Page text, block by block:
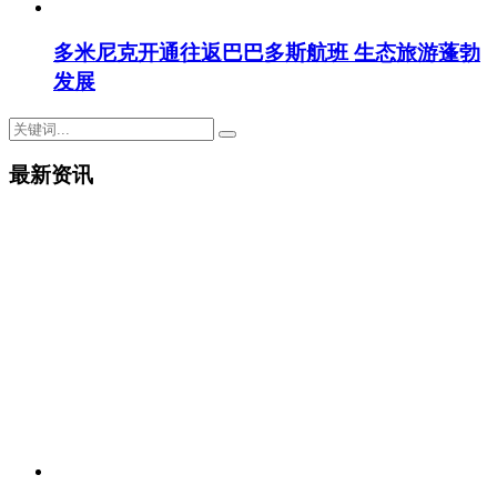
多米尼克开通往返巴巴多斯航班 生态旅游蓬勃
发展
最新资讯